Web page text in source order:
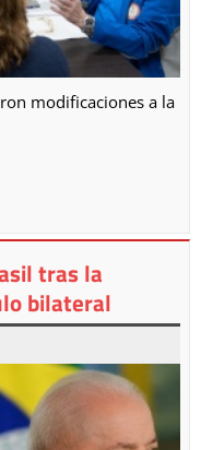
modificaciones a la
tras la
bilateral